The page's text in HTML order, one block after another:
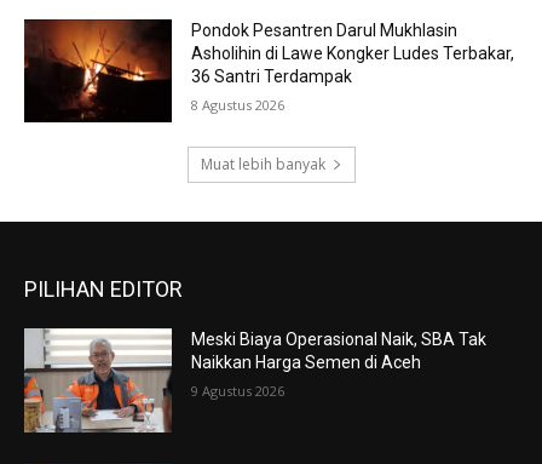
Pondok Pesantren Darul Mukhlasin
Asholihin di Lawe Kongker Ludes Terbakar,
36 Santri Terdampak
8 Agustus 2026
Muat lebih banyak
PILIHAN EDITOR
Meski Biaya Operasional Naik, SBA Tak
Naikkan Harga Semen di Aceh
9 Agustus 2026